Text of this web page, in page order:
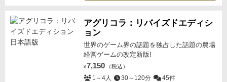
アグリコラ：リバイズドエディシ
ョン
世界のゲーム界の話題を独占した話題の農場
経営ゲームの改定新版!
¥ 7,150 （税込）
1～4人 30～120分 45件